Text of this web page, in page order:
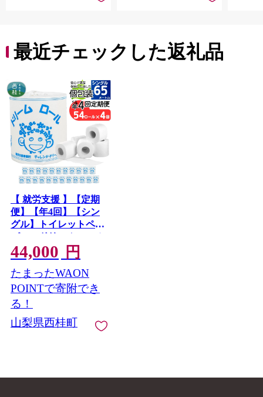
最近チェックした返礼品
【 就労支援 】【定期
便】【年4回】【シン
グル】トイレットペー
パー ドリームロール
年4回配送(3ヶ月に1回)
(入金後翌月より配送
開始) 54ロール 再生紙
紙 トイレ用品 消耗品
備蓄 防災用品【n0541-
054_tii】
44,000 円
たまったWAON
POINTで寄附でき
る！
山梨県西桂町